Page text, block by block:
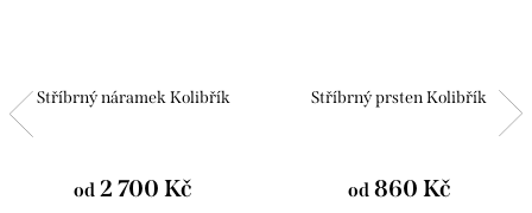
Stříbrný náramek Kolibřík
od 2 700 Kč
Stříbrný prsten Kolibřík
od860 Kč